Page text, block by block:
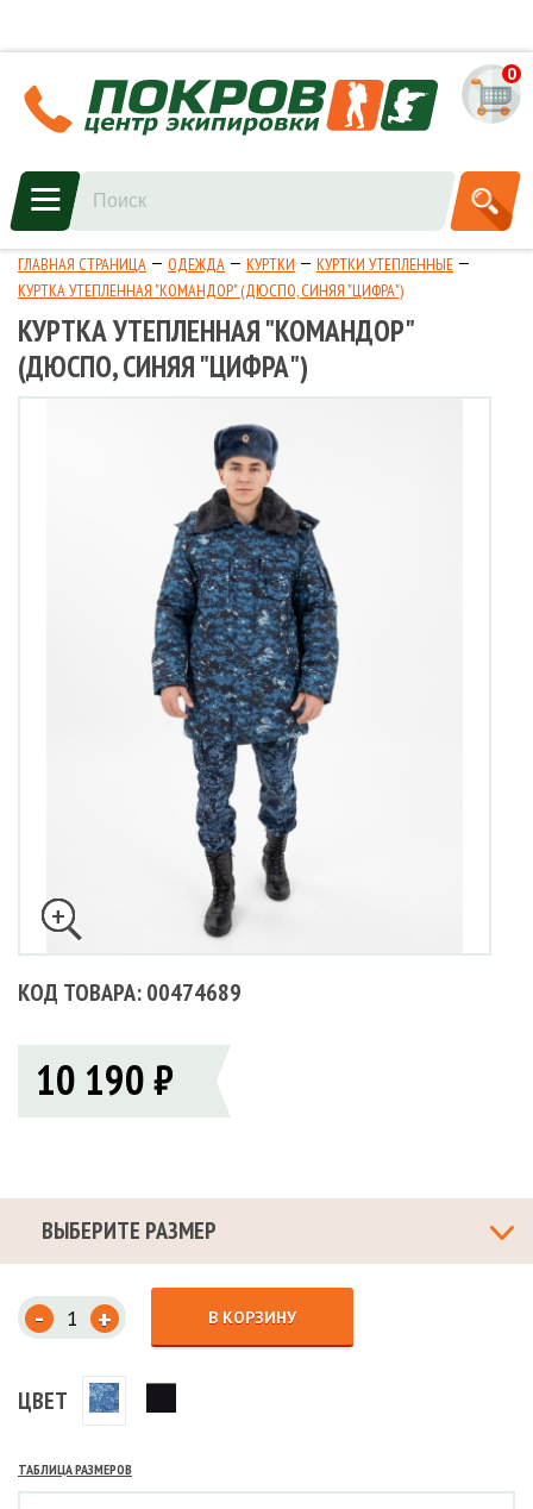
0
ГЛАВНАЯ СТРАНИЦА ОДЕЖДА КУРТКИ
КУРТКИ УТЕПЛЕННЫЕ
КУРТКА УТЕПЛЕННАЯ "КОМАНДОР" (ДЮСПО, СИНЯЯ "ЦИФРА")
КУРТКА УТЕПЛЕННАЯ "КОМАНДОР"
(ДЮСПО, СИНЯЯ "ЦИФРА")
КОД ТОВАРА: 00474689
10 190 ₽
ВЫБЕРИТЕ РАЗМЕР
- + В КОРЗИНУ
ЦВЕТ
ТАБЛИЦА РАЗМЕРОВ